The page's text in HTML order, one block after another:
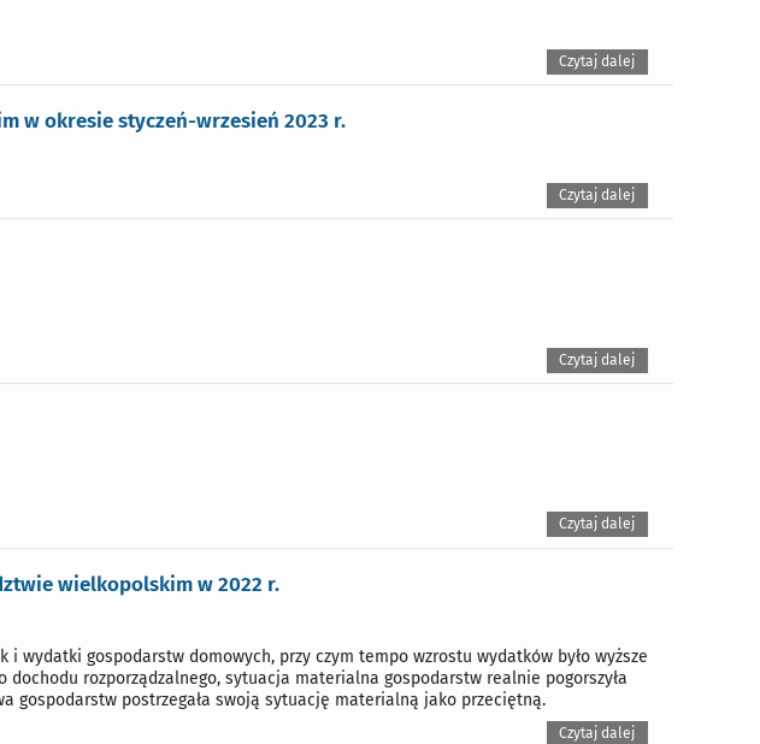
Czytaj dalej
w okresie styczeń-wrzesień 2023 r.
Czytaj dalej
Czytaj dalej
Czytaj dalej
wielkopolskim w 2022 r.
i wydatki gospodarstw domowych, przy czym tempo wzrostu wydatków było wyższe
rozporządzalnego, sytuacja materialna gospodarstw realnie pogorszyła
gospodarstw postrzegała swoją sytuację materialną jako przeciętną.
Czytaj dalej